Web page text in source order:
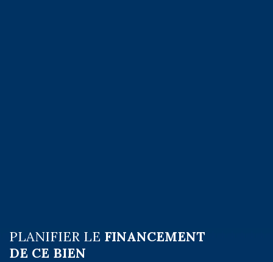
PLANIFIER LE FINANCEMENT
DE CE BIEN